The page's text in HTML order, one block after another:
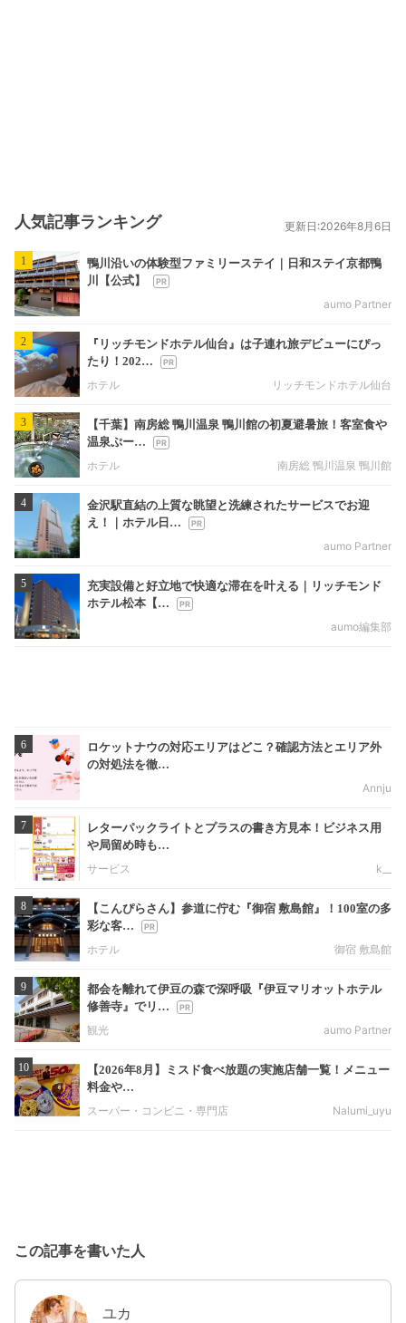
人気記事ランキング 更新日:2026年8月6日
1
鴨川沿いの体験型ファミリーステイ｜日和ステイ京都鴨
川【公式】
aumo Partner
2
『リッチモンドホテル仙台』は子連れ旅デビューにぴっ
たり！202…
ホテル
リッチモンドホテル仙台
3
【千葉】南房総 鴨川温泉 鴨川館の初夏避暑旅！客室食や
温泉ぷー…
ホテル
南房総 鴨川温泉 鴨川館
4
金沢駅直結の上質な眺望と洗練されたサービスでお迎
え！｜ホテル日…
aumo Partner
5
充実設備と好立地で快適な滞在を叶える｜リッチモンド
ホテル松本【…
aumo編集部
6
ロケットナウの対応エリアはどこ？確認方法とエリア外
の対処法を徹…
Annju
7
レターパックライトとプラスの書き方見本！ビジネス用
や局留め時も…
サービス
k__
8
【こんぴらさん】参道に佇む『御宿 敷島館』！100室の多
彩な客…
ホテル
御宿 敷島館
9
都会を離れて伊豆の森で深呼吸『伊豆マリオットホテル
修善寺』でリ…
観光
aumo Partner
10
【2026年8月】ミスド食べ放題の実施店舗一覧！メニュー
料金や…
スーパー・コンビニ・専門店
Nalumi_uyu
この記事を書いた人
ユカ